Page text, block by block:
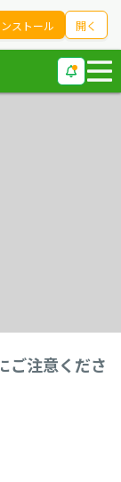
ストール 開く
注意くださ